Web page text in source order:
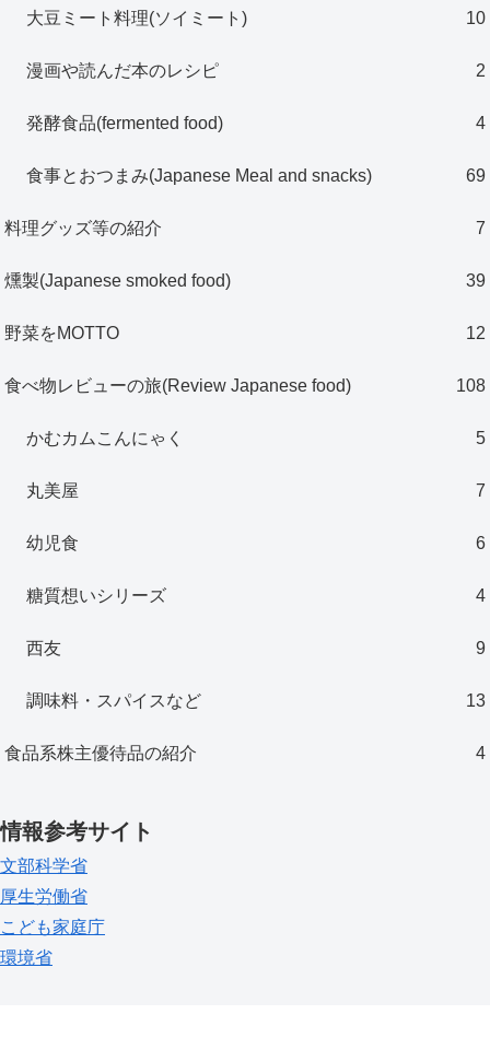
大豆ミート料理(ソイミート) 10
漫画や読んだ本のレシピ 2
発酵食品(fermented food) 4
食事とおつまみ(Japanese Meal and snacks) 69
料理グッズ等の紹介 7
燻製(Japanese smoked food) 39
野菜をMOTTO 12
食べ物レビューの旅(Review Japanese food) 108
かむカムこんにゃく 5
丸美屋 7
幼児食 6
糖質想いシリーズ 4
西友 9
調味料・スパイスなど 13
食品系株主優待品の紹介 4
情報参考サイト
文部科学省
厚生労働省
こども家庭庁
環境省